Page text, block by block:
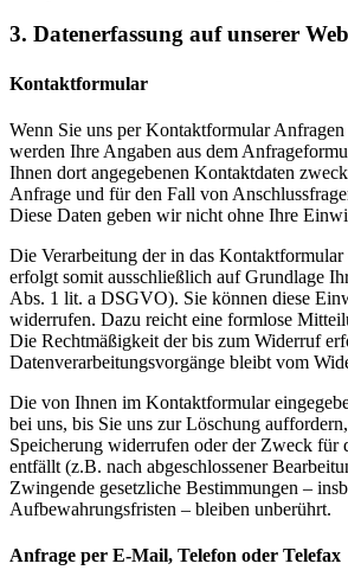
3. Datenerfassung auf unserer
Kontaktformular
Wenn Sie uns per Kontaktformular Anfragen
werden Ihre Angaben aus dem
Ihnen dort angegebenen Kontaktdaten
Anfrage und für den Fall von
Diese Daten geben wir nicht ohne Ihre
Die Verarbeitung der in das Kontaktformular
erfolgt somit ausschließlich auf Grundlage
Abs. 1 lit. a DSGVO). Sie können diese
widerrufen. Dazu reicht eine formlose
Die Rechtmäßigkeit der bis zum Widerruf
Datenverarbeitungsvorgänge bleibt vom
Die von Ihnen im Kontaktformular
bei uns, bis Sie uns zur Löschung
Speicherung widerrufen oder der Zweck für
entfällt (z.B. nach abgeschlossener
Zwingende gesetzliche Bestimmungen –
Aufbewahrungsfristen – bleiben unberührt.
Anfrage per E-Mail, Telefon oder Telefax